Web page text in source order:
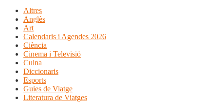
Altres
Anglès
Art
Calendaris i Agendes 2026
Ciència
Cinema i Televisió
Cuina
Diccionaris
Esports
Guies de Viatge
Literatura de Viatges